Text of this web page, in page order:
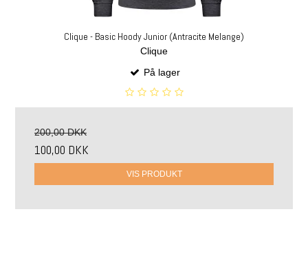
Clique - Basic Hoody Junior (Antracite Melange)
Clique
På lager
200,00 DKK
100,00 DKK
VIS PRODUKT